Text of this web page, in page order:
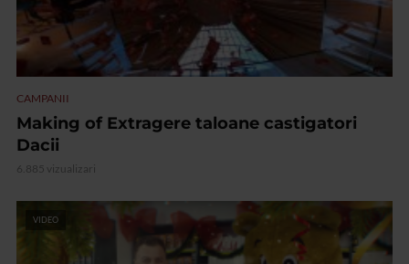
CAMPANII
Making of Extragere taloane castigatori
Dacii
6.885 vizualizari
VIDEO